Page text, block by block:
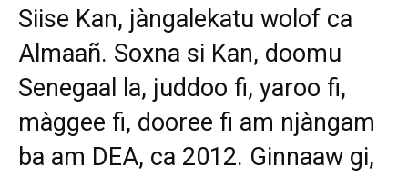
Siise Kan, jàngalekatu wolof ca
Almaañ. Soxna si Kan, doomu
Senegaal la, juddoo fi, yaroo fi,
màggee fi, dooree fi am njàngam
ba am DEA, ca 2012. Ginnaaw gi,